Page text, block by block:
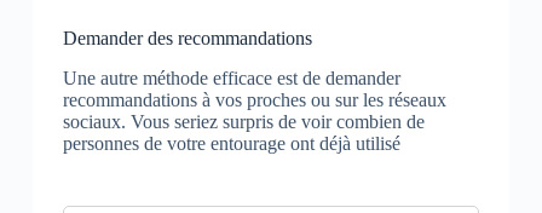
Demander des recommandations
Une autre méthode efficace est de demander
recommandations à vos proches ou sur les réseaux
sociaux. Vous seriez surpris de voir combien de
personnes de votre entourage ont déjà utilisé